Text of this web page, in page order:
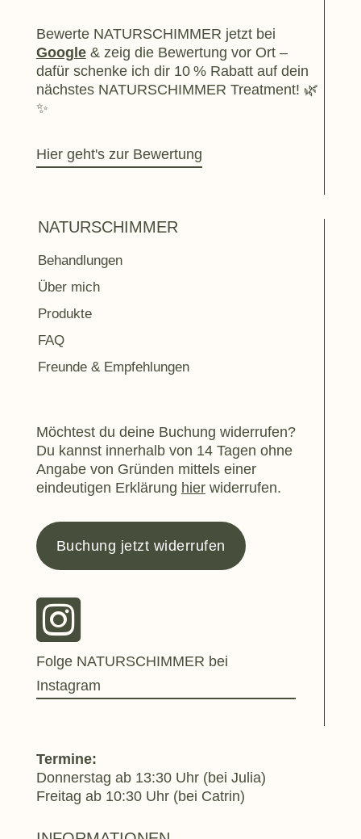
Bewerte NATURSCHIMMER jetzt bei
Google& zeig die Bewertung vor Ort –
dafür schenke ich dir 10 % Rabatt auf dein
nächstes NATURSCHIMMER Treatment! 🌿
✨
Hier geht's zur Bewertung
NATURSCHIMMER
Behandlungen
Über mich
Produkte
FAQ
Freunde & Empfehlungen
Möchtest du deine Buchung widerrufen?
Du kannst innerhalb von 14 Tagen ohne
Angabe von Gründen mittels einer
eindeutigen Erklärung hierwiderrufen.
Buchung jetzt widerrufen

Folge NATURSCHIMMER bei
Instagram
Termine:
Donnerstag ab 13:30 Uhr (bei Julia)
Freitag ab 10:30 Uhr (bei Catrin)